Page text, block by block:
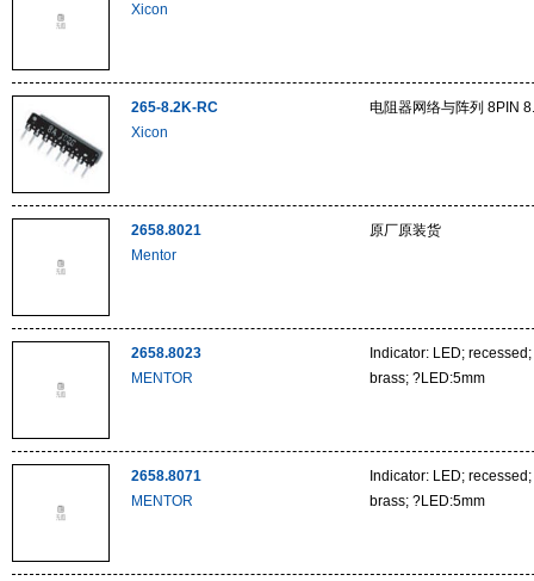
Xicon
265-8.2K-RC
Xicon
电阻器网络与阵列 8PIN
2658.8021
Mentor
原厂原装货
2658.8023
MENTOR
Indicator: LED;
brass; ?LED:5mm
2658.8071
MENTOR
Indicator: LED;
brass; ?LED:5mm